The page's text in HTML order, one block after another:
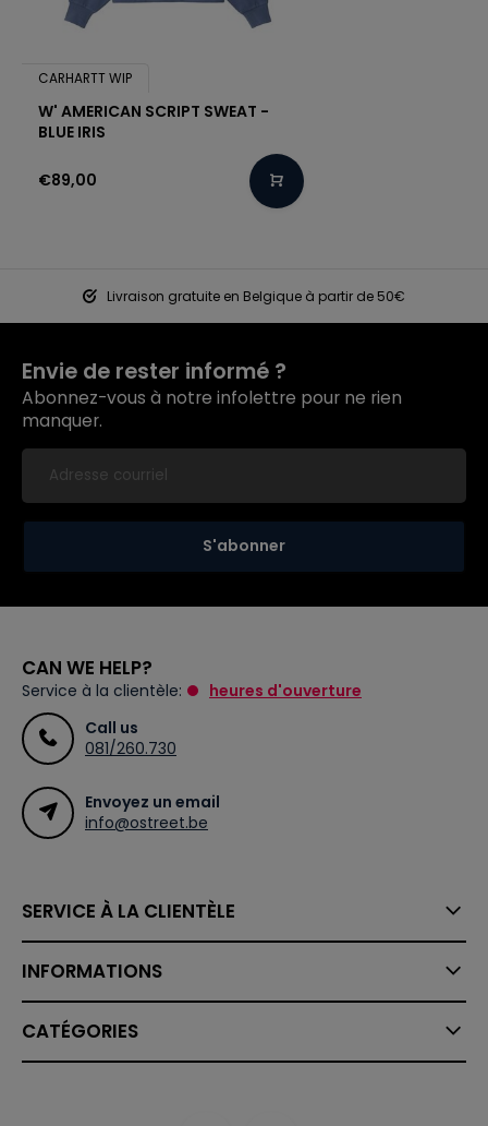
CARHARTT WIP
W' AMERICAN SCRIPT SWEAT -
BLUE IRIS
€89,00
Livraison gratuite en Belgique à partir de 50€
Envie de rester informé ?
Abonnez-vous à notre infolettre pour ne rien
manquer.
S'abonner
CAN WE HELP?
Service à la clientèle:
heures d'ouverture
Call us
081/260.730
Envoyez un email
info@ostreet.be
SERVICE À LA CLIENTÈLE
INFORMATIONS
CATÉGORIES